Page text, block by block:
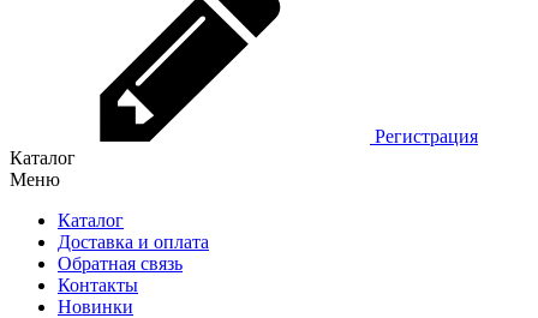
Регистрация
Каталог
Меню
Каталог
Доставка и оплата
Обратная связь
Контакты
Новинки